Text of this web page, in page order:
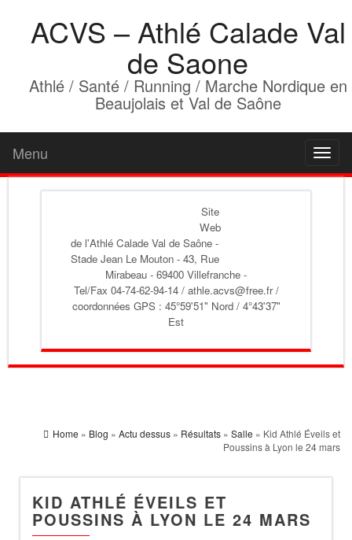
ACVS – Athlé Calade Val
de Saone
Athlé / Santé / Running / Marche Nordique en
Beaujolais et Val de Saône
Menu
Site
Web
de l'Athlé Calade Val de Saône -
Stade Jean Le Mouton - 43, Rue
Mirabeau - 69400 Villefranche -
Tel/Fax 04-74-62-94-14 / athle.acvs@free.fr /
coordonnées GPS : 45°59'51" Nord / 4°43'37"
Est
Home » Blog » Actu dessus » Résultats » Salle » Kid Athlé Éveils et
Poussins à Lyon le 24 mars
KID ATHLÉ ÉVEILS ET
POUSSINS À LYON LE 24 MARS